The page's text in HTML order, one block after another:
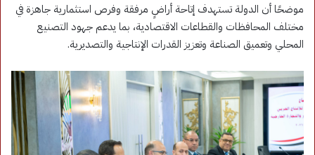
موضحًا أن الدولة تستهدف إتاحة أراضٍ مرفقة وفرص استثمارية جاهزة في
مختلف المحافظات والقطاعات الاقتصادية، بما يدعم جهود التصنيع
المحلي وتعميق الصناعة وتعزيز القدرات الإنتاجية والتصديرية.